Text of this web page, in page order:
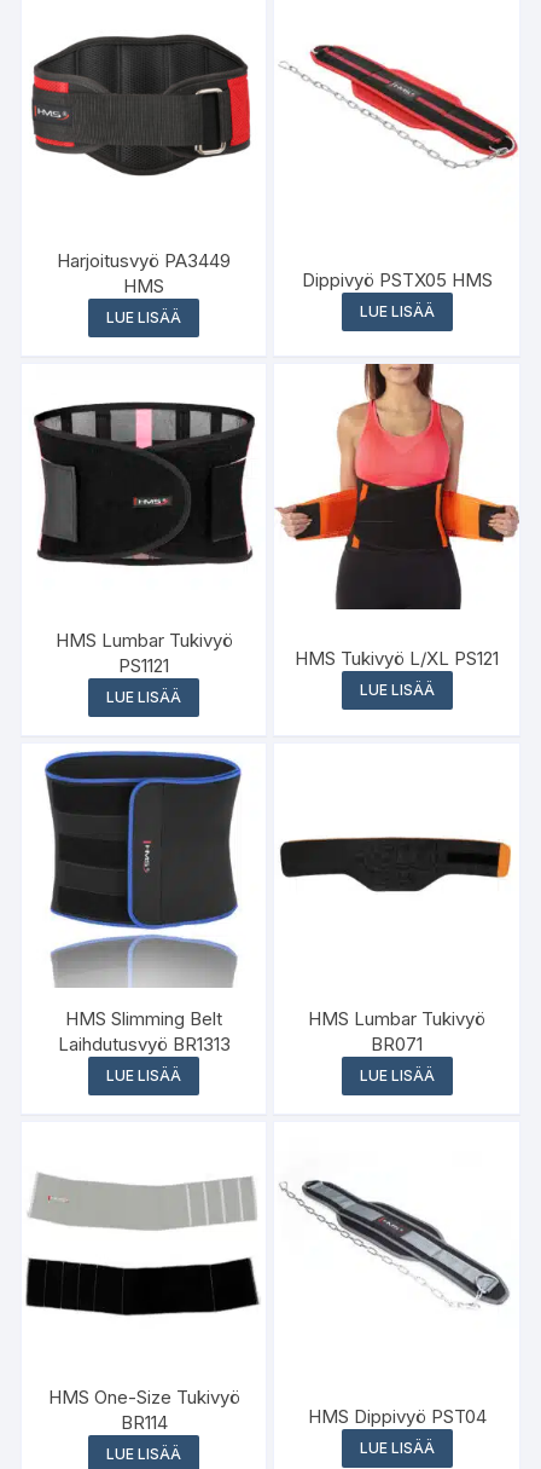
Harjoitusvyö PA3449
HMS
LUE LISÄÄ
Dippivyö PSTX05 HMS
LUE LISÄÄ
HMS Lumbar Tukivyö
PS1121
LUE LISÄÄ
HMS Tukivyö L/XL PS121
LUE LISÄÄ
HMS Slimming Belt
Laihdutusvyö BR1313
LUE LISÄÄ
HMS Lumbar Tukivyö
BR071
LUE LISÄÄ
HMS One-Size Tukivyö
BR114
LUE LISÄÄ
HMS Dippivyö PST04
LUE LISÄÄ